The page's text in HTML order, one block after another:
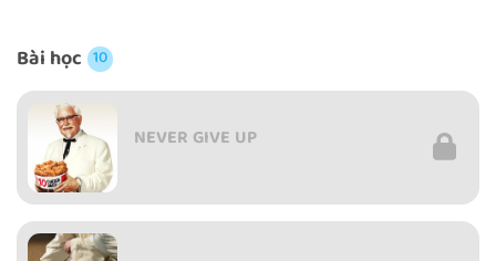
Bài học 10
NEVER GIVE UP